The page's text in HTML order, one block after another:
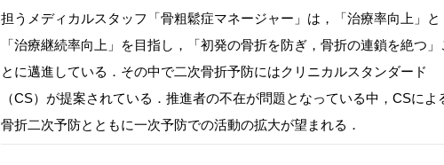
担うメディカルスタッフ「骨粗鬆症マネージャー」は，「治療率向上」と
「治療継続率向上」を目指し，「初発の骨折を防ぎ，骨折の連鎖を絶つ」
とに邁進している．その中で二次骨折予防にはクリニカルスタンダード
（CS）が提案されている．推進者の不在が問題となっている中，CSによ
骨折二次予防とともに一次予防での活動の拡大が望まれる．